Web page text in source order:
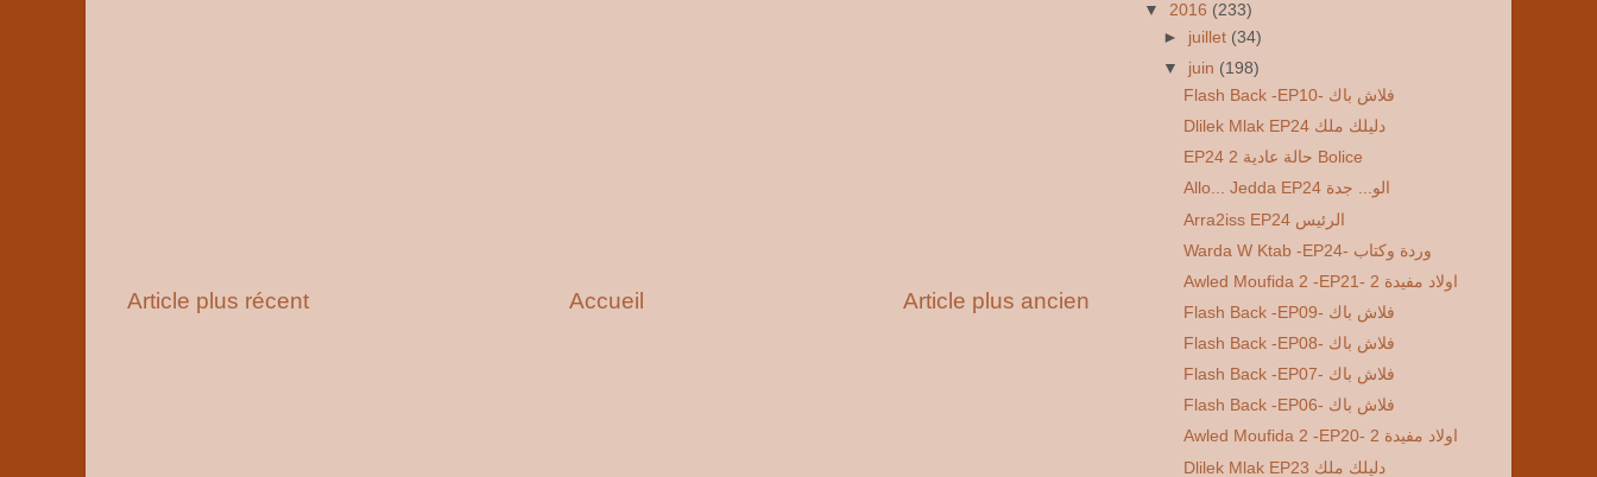
Article plus récent Article plus ancien
Accueil
▼ 2016 (233)
► juillet (34)
▼ juin (198)
Flash Back -EP10- فلاش باك
Dlilek Mlak EP24 دليلك ملك
EP24 2 حالة عادية Bolice
Allo... Jedda EP24 الو... جدة
Arra2iss EP24 الرئيس
Warda W Ktab -EP24- وردة وكتاب
Awled Moufida 2 -EP21- 2 اولاد مفيدة
Flash Back -EP09- فلاش باك
Flash Back -EP08- فلاش باك
Flash Back -EP07- فلاش باك
Flash Back -EP06- فلاش باك
Awled Moufida 2 -EP20- 2 اولاد مفيدة
Dlilek Mlak EP23 دليلك ملك